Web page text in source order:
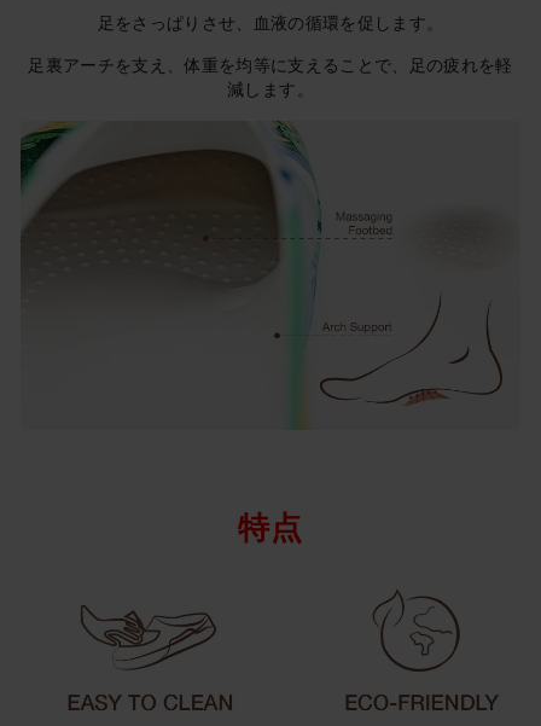
足をさっぱりさせ、血液の循環を促します。
足裏アーチを支え、体重を均等に支えることで、足の疲れを軽
減します。
特点